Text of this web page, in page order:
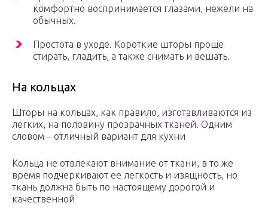
комфортно воспринимается глазами, нежели на
обычных.
Простота в уходе. Короткие шторы проще
стирать, гладить, а также снимать и вешать.
На кольцах
Шторы на кольцах, как правило, изготавливаются из
легких, на половину прозрачных тканей. Одним
словом – отличный вариант для кухни
Кольца не отвлекают внимание от ткани, в то же
время подчеркивают ее легкость и изящность, но
ткань должна быть по настоящему дорогой и
качественной